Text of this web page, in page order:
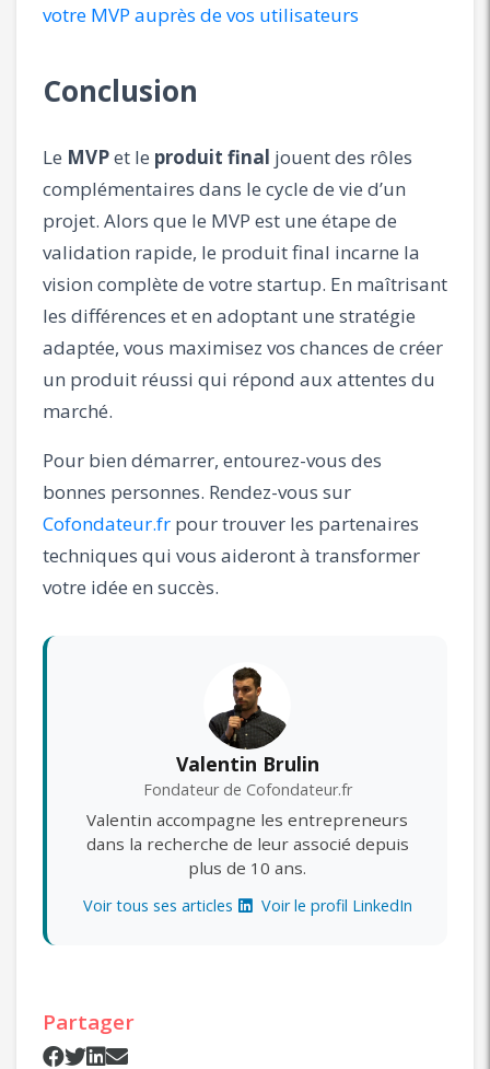
votre MVP auprès de vos utilisateurs
Conclusion
Le MVPet le produit final jouent des rôles
complémentaires dans le cycle de vie d’un
projet. Alors que le MVP est une étape de
validation rapide, le produit final incarne la
vision complète de votre startup. En maîtrisant
les différences et en adoptant une stratégie
adaptée, vous maximisez vos chances de créer
un produit réussi qui répond aux attentes du
marché.
Pour bien démarrer, entourez-vous des
bonnes personnes. Rendez-vous sur
Cofondateur.fr pour trouver les partenaires
techniques qui vous aideront à transformer
votre idée en succès.
Valentin Brulin
Fondateur de Cofondateur.fr
Valentin accompagne les entrepreneurs
dans la recherche de leur associé depuis
plus de 10 ans.
Voir tous ses articles Voir le profil LinkedIn
Partager